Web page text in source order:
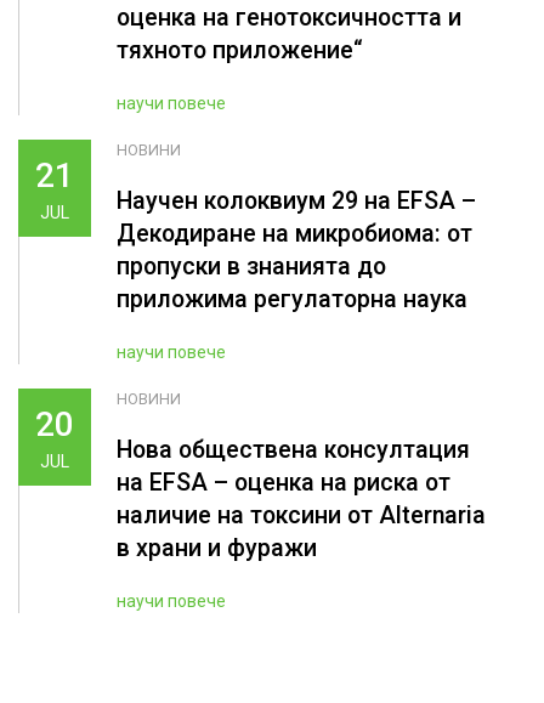
оценка на генотоксичността и
тяхното приложение“
научи повече
21
JUL
НОВИНИ
Научен колоквиум 29 на EFSA –
Декодиране на микробиома: от
пропуски в знанията до
приложима регулаторна наука
научи повече
20
JUL
НОВИНИ
Нова обществена консултация
на EFSA – оценка на риска от
наличие на токсини от Alternaria
в храни и фуражи
научи повече